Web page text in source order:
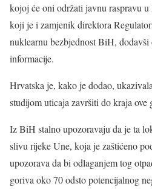
kojoj će oni održati javnu raspravu
koji je i zamjenik direktora
nuklearnu bezbjednost BiH,
informacije.
Hrvatska je, kako je dodao,
studijom uticaja završiti do kraja ove
Iz BiH stalno upozoravaju da je ta
slivu rijeke Une, koja je zaštićeno
upozorava da bi odlaganjem tog
goriva oko 70 odsto potencijalnog